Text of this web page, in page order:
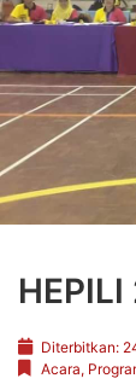
Diterbitkan:
Acara,